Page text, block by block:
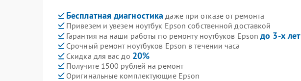
Бесплатная диагностика даже при отказе от ремонта
Привезем и увезем ноутбук Epson собственной доставкой
Гарантия на наши работы по ремонту ноутбуков Epsonдо 3-х лет
Срочный ремонт ноутбуков Epson в течении часа
Скидка для вас до 20%
Получите 1500 рублей на ремонт
Оригинальные комплектующие Epson